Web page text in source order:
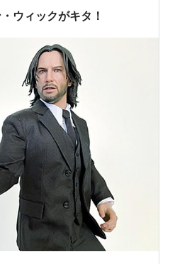
ウィックがキタ！